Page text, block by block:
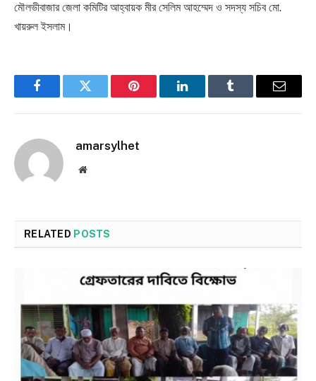
মৌলভীবাজার জেলা কমিটির আহ্বায়ক মীর সেলিম আহম্মেদ ও সদস্য সচিব মো.
খায়রুল ইসলাম।
FacebookTwitter Pinterest LinkedInTumblr Email
amarsylhet
Website
RELATED POSTS